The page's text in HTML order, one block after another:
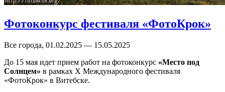
Фотоконкурс фестиваля «ФотоКрок»
Все города, 01.02.2025 — 15.05.2025
До 15 мая идет прием работ на фотоконкурс «Место под
Солнцем» в рамках X Международного фестиваля
«ФотоКрок» в Витебске.